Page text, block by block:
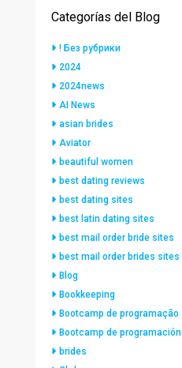
Categorías del Blog
! Без рубрики
2024
2024news
AI News
asian brides
Aviator
beautiful women
best dating reviews
best dating sites
best latin dating sites
best mail order bride sites
best mail order brides sites
Blog
Bookkeeping
Bootcamp de programação
Bootcamp de programación
brides